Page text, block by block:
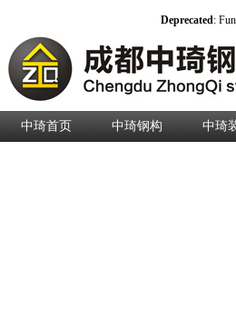
Deprecated:
中琦首页 中琦钢构 中琦